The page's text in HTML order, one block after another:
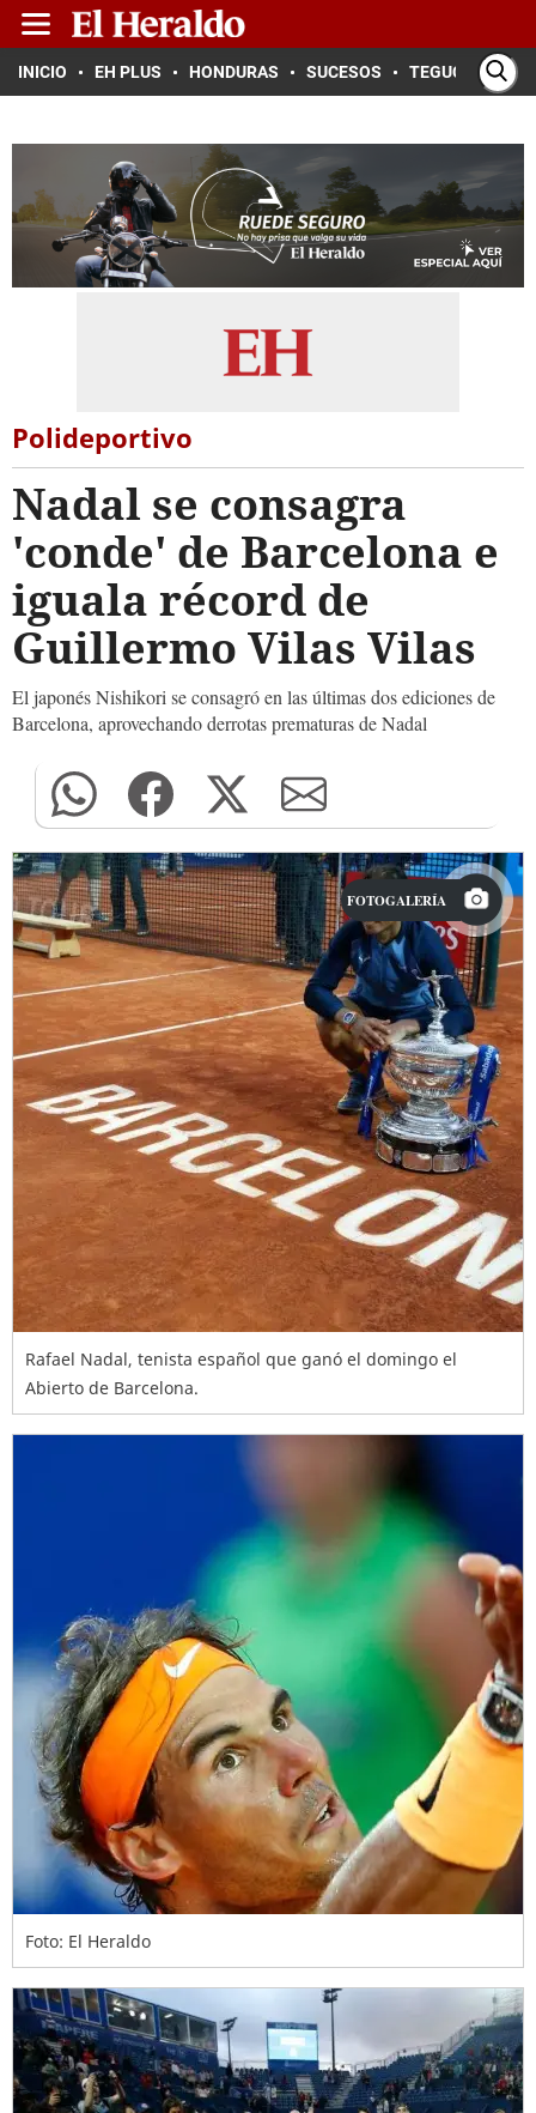
INICIO EH PLUS HONDURAS SUCESOS TEGUCIGALPA
Polideportivo
Nadal se consagra
'conde' de Barcelona e
iguala récord de
Guillermo Vilas Vilas
El japonés Nishikori se consagró en las últimas dos ediciones de
Barcelona, aprovechando derrotas prematuras de Nadal
FOTOGALERÍA
Rafael Nadal, tenista español que ganó el domingo el
Abierto de Barcelona.
Foto: El Heraldo